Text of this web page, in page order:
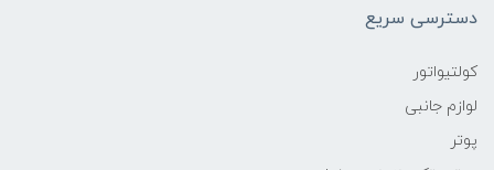
دسترسی سریع
کولتیواتور
لوازم جانبی
پوتر